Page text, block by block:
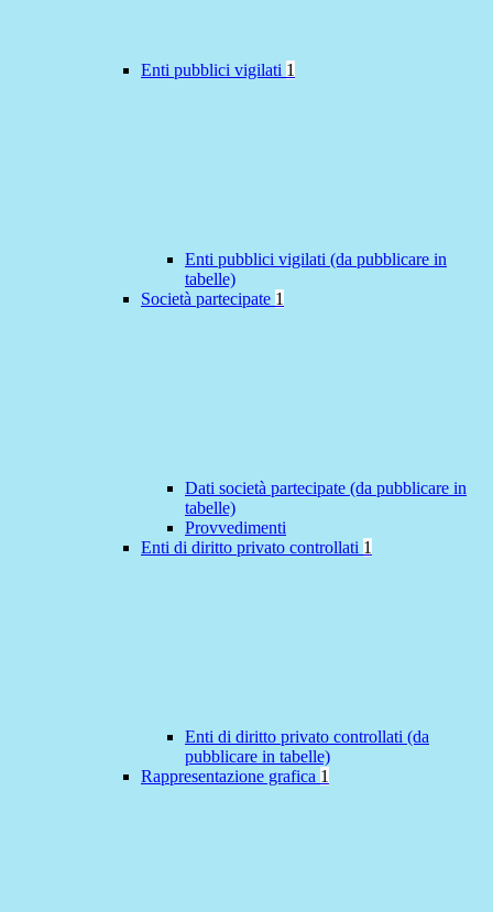
Enti pubblici vigilati 1
Enti pubblici vigilati (da pubblicare in
tabelle)
Società partecipate 1
Dati società partecipate (da pubblicare in
tabelle)
Provvedimenti
Enti di diritto privato controllati 1
Enti di diritto privato controllati (da
pubblicare in tabelle)
Rappresentazione grafica 1